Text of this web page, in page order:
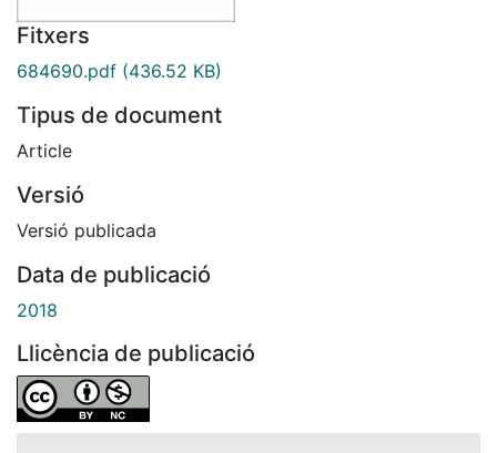
Fitxers
684690.pdf (436.52 KB)
Tipus de document
Article
Versió
Versió publicada
Data de publicació
2018
Llicència de publicació